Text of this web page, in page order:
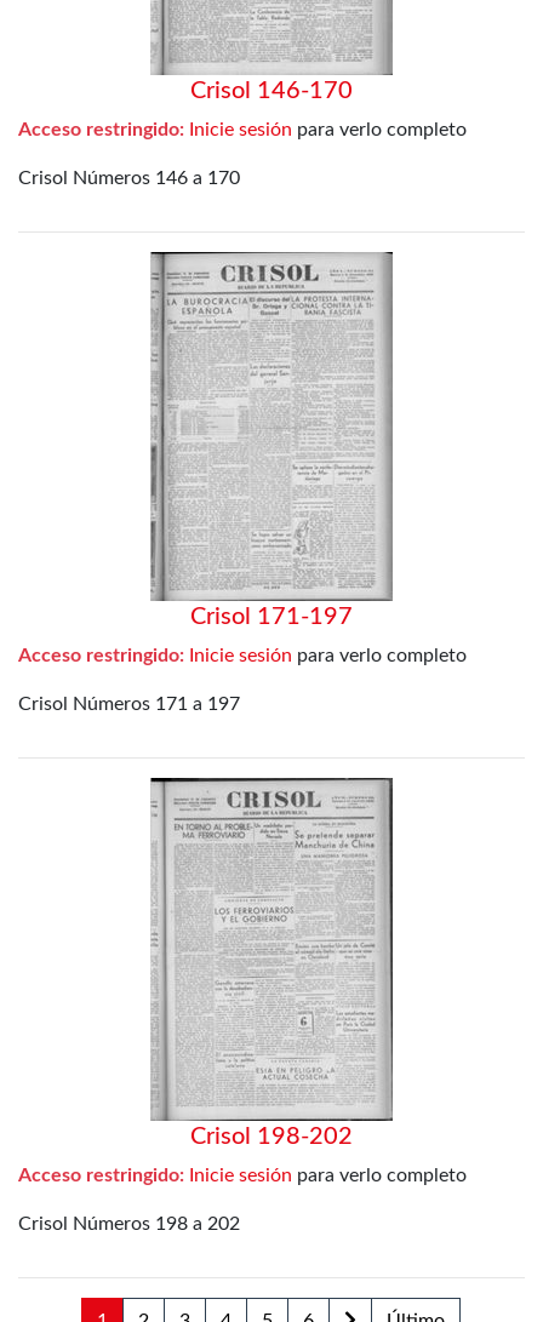
Crisol 146-170
Acceso restringido: Inicie sesión para verlo completo
Crisol Números 146 a 170
Crisol 171-197
Acceso restringido: Inicie sesión para verlo completo
Crisol Números 171 a 197
Crisol 198-202
Acceso restringido: Inicie sesión para verlo completo
Crisol Números 198 a 202